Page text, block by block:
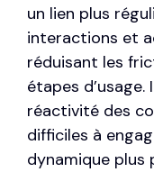
un lien plus
interactions et
réduisant les
étapes
réactivité des
difficiles à
dynamique plus